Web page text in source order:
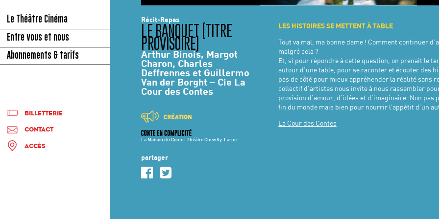
Le Théâtre Cinéma
Entre vous et nous
Abonnements & tarifs
BILLETTERIE
CONTACT
ACCÈS
Récit-Repas
LE BANQUET (TITRE
PROVISOIRE)
Arthur Binois, Margot
Charon, Charles
Deffrennes et Guillermo
Van der Borght – Cie La
Cour des Contes
La Maison du Conte I Théâtre Chevilly-Larue
partager
LES HISTOIRES SE METTENT À TABLE
Tout va mal, ma bonne dame ! Comment continuer
malgré cela ?
Et, si pour répondre à cette question, on prenait le
autour d’une table, pour se raconter et écouter des
pas de côté pour mieux appréhender la réalité sans
collectif d’artistes nous invite à nous rassembler
provision d’amour, d’idées et d’imaginaire. Non pas
fin du monde mais bien pour nourrir l’appétit d’un
La Cour des Contes